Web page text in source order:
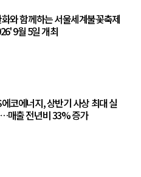
와 함께하는 서울세계불꽃축제
9월 5일 개최
코에너지, 상반기 사상 최대 실
매출 전년비 33% 증가